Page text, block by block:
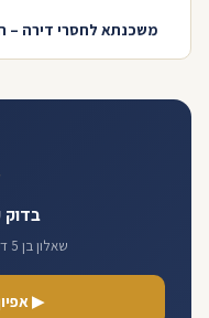
משכנתא לחסרי דירה –
בדוק
שאלון בן 5 דקות + ניתוח מקצועי בחינם
▶